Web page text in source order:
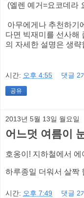
(엘렌 예거=요코데라
아무에게나 추천하기
다면 빅재미를 선사해
의 자세한 설명은 생략
시간: 오후 4:55 댓글 2
공유
2013년 5월 13일 월요일
어느덧 여름이
호옹이! 지하철에서
하루종일 더워서 살짝
시간: 오후 7:49 댓글 2